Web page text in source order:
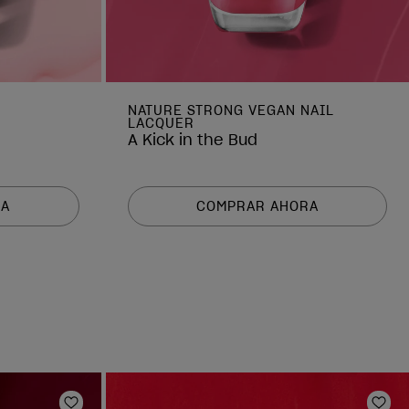
NATURE STRONG VEGAN NAIL
LACQUER
A Kick in the Bud
COMPRAR AHORA